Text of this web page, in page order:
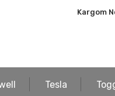
Kargom
Tesla